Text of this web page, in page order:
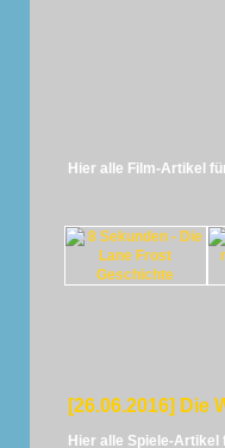
Hier alle Film-Artikel
[26.06.2016] Die
Hier alle Spiele-Artikel